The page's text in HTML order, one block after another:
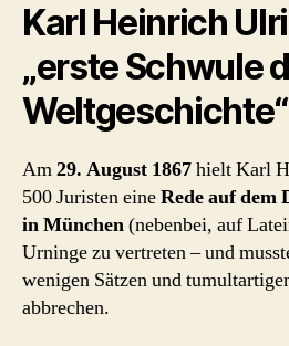
Karl Heinrich
„erste Schwule
Weltgeschichte“
Am29. August 1867hielt Karl
500 Juristen eineRede auf dem
in München(nebenbei, auf
Urninge zu vertreten – und
wenigen Sätzen und
abbrechen.